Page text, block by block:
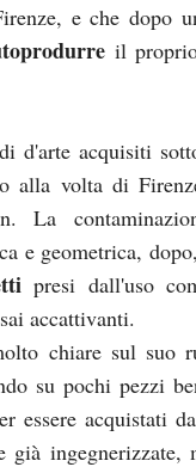
e che dopo
il
d'arte acquisiti
alla volta di
La
e geometrica,
presi dall'uso
accattivanti.
chiare sul suo
su pochi pezzi
essere acquistati
già ingegnerizzate,